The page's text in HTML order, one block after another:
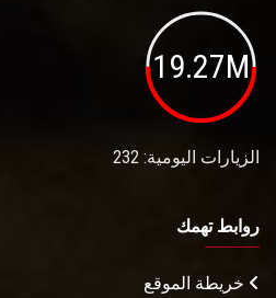
19.27M
الزيارات اليومية: 232
روابط تهمك
خريطة الموقع